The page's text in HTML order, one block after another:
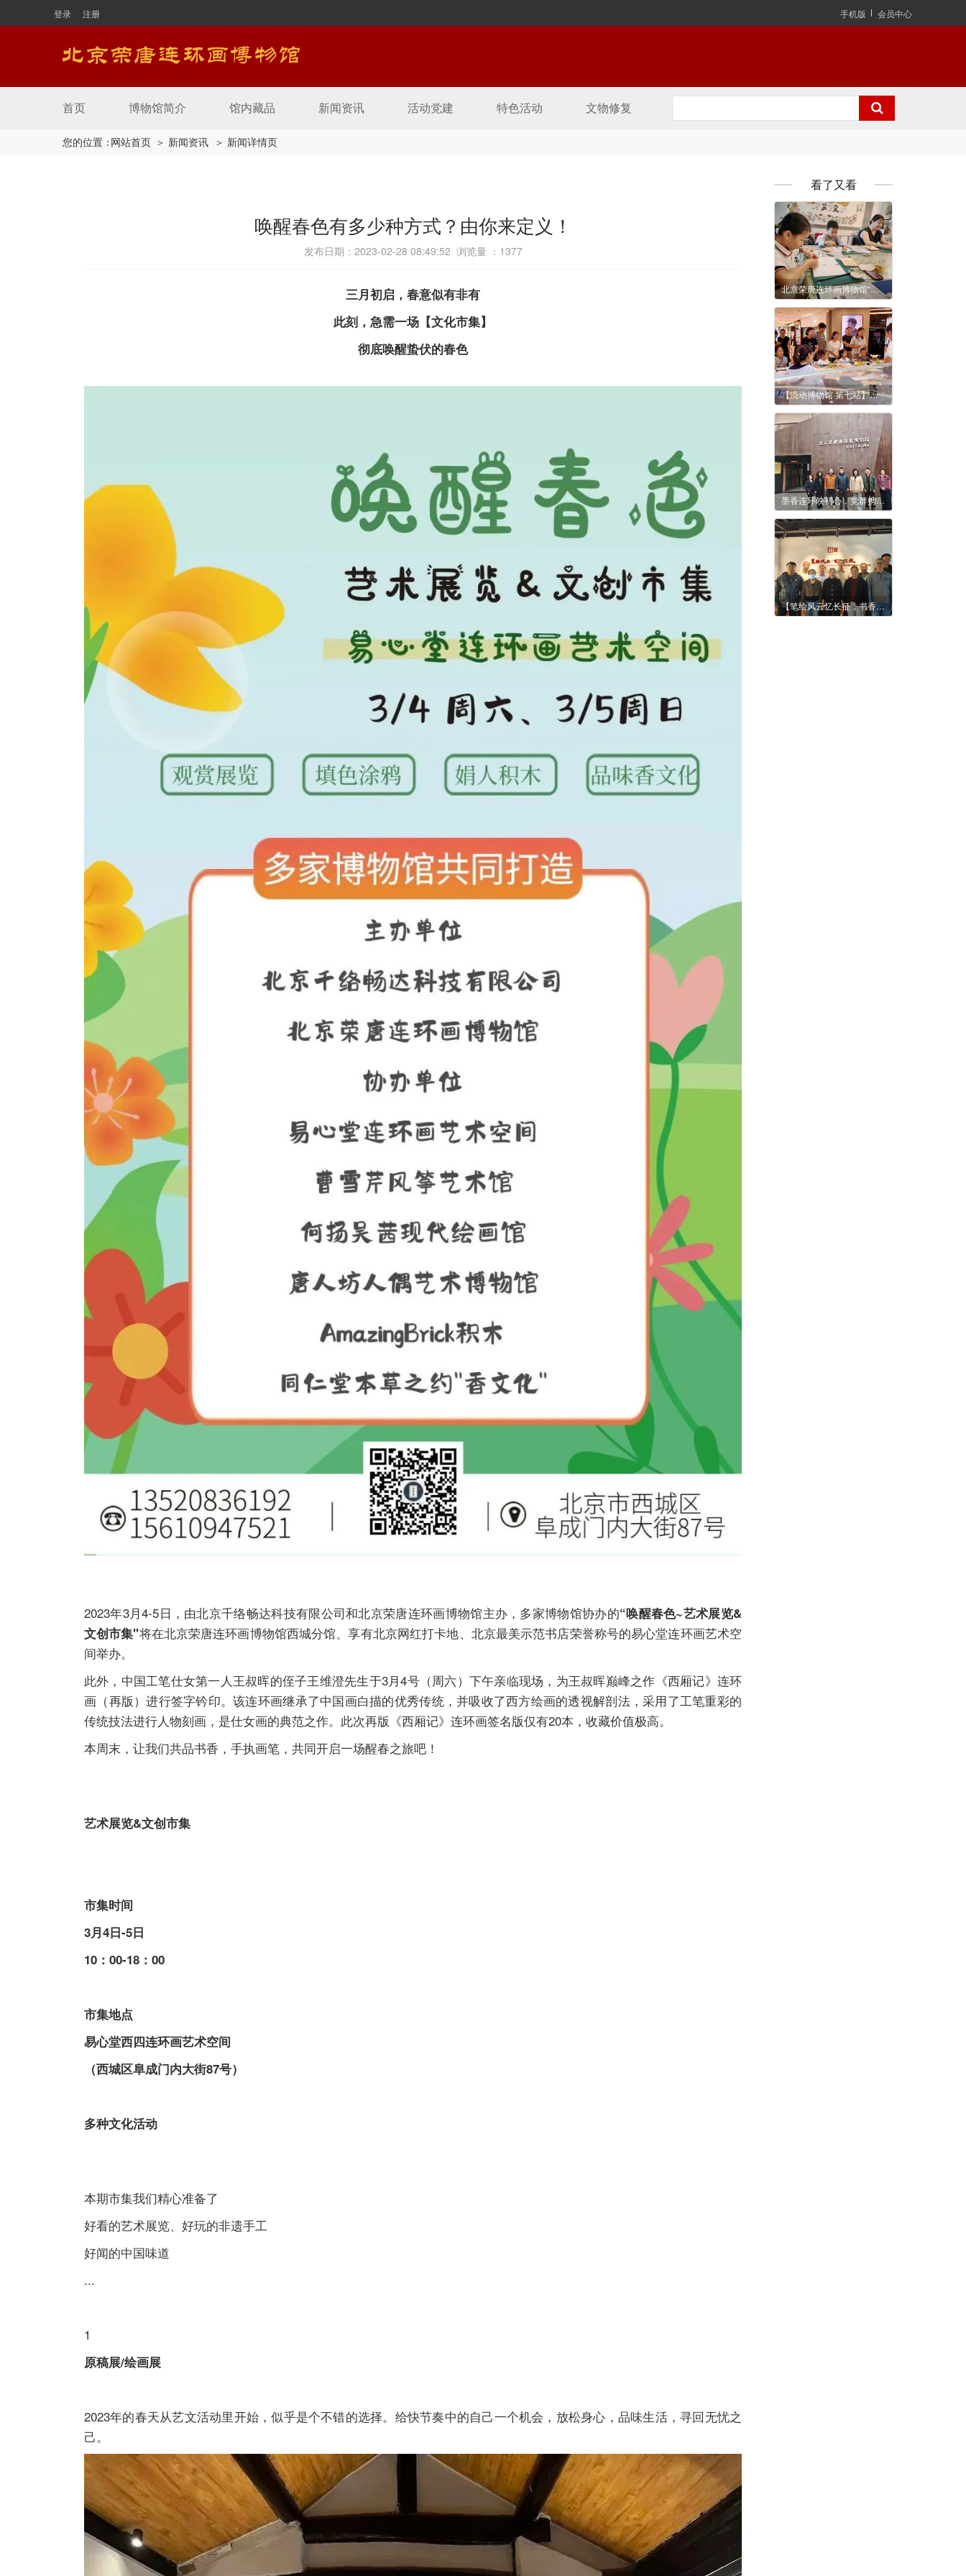
登录 注册 手机版 会员中心
首页 博物馆简介 馆内藏品 新闻资讯 活动党建 特色活动 文物修复
您的位置：网站首页 ＞ 新闻资讯 ＞ 新闻详情页
唤醒春色有多少种方式？由你来定义！
发布日期：2023-02-28 08:49:52 浏览量 ： 1377
三月初启，春意似有非有
此刻，急需一场【文化市集】
彻底唤醒蛰伏的春色
2023年3月4-5日，由北京千络畅达科技有限公司和北京荣唐连环画博物馆主办，多家博物馆协办的“唤醒春色~艺术展览&
文创市集"将在北京荣唐连环画博物馆西城分馆、享有北京网红打卡地、北京最美示范书店荣誉称号的易心堂连环画艺术空
间举办。
此外，中国工笔仕女第一人王叔晖的侄子王维澄先生于3月4号（周六）下午亲临现场，为王叔晖巅峰之作《西厢记》连环
画（再版）进行签字钤印。该连环画继承了中国画白描的优秀传统，并吸收了西方绘画的透视解剖法，采用了工笔重彩的
传统技法进行人物刻画，是仕女画的典范之作。此次再版《西厢记》连环画签名版仅有20本，收藏价值极高。
本周末，让我们共品书香，手执画笔，共同开启一场醒春之旅吧！
艺术展览&文创市集
市集时间
3月4日-5日
10：00-18：00
市集地点
易心堂西四连环画艺术空间
（西城区阜成门内大街87号）
多种文化活动
本期市集我们精心准备了
好看的艺术展览、好玩的非遗手工
好闻的中国味道
...
1
原稿展/绘画展
2023年的春天从艺文活动里开始，似乎是个不错的选择。给快节奏中的自己一个机会，放松身心，品味生活，寻回无忧之
己。
看了又看
北京荣唐连环画博物馆“连环画文化嘉年华：传统与潮流的对话”进商圈活动圆满结束
【流动博物馆·第七站】当经典走出展柜：北京荣唐邀您共赴一场"可触摸的国家记忆"
墨香连环映初心，党群携手育新苗——豆各庄党委与呼家楼中心小学青青分校领导莅临北京荣唐连环画博物馆参观
【笔绘风云忆长征，书香致远启新程】北京荣唐连环画博物馆世界读书日主题活动圆满收官！